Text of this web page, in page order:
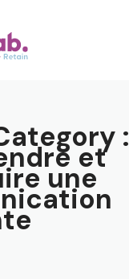
:
et
une